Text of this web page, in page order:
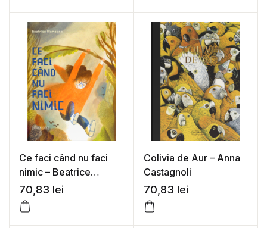
Ce faci când nu faci
nimic – Beatrice
Alemagna
70,83 lei
Colivia de Aur – Anna
Castagnoli
70,83 lei